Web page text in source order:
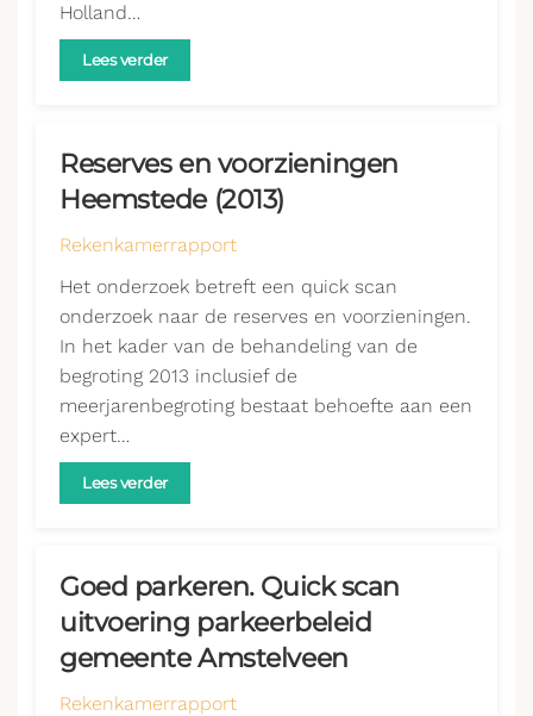
Holland…
Lees verder
Reserves en voorzieningen
Heemstede (2013)
Rekenkamerrapport
Het onderzoek betreft een quick scan
onderzoek naar de reserves en voorzieningen.
In het kader van de behandeling van de
begroting 2013 inclusief de
meerjarenbegroting bestaat behoefte aan een
expert…
Lees verder
Goed parkeren. Quick scan
uitvoering parkeerbeleid
gemeente Amstelveen
Rekenkamerrapport